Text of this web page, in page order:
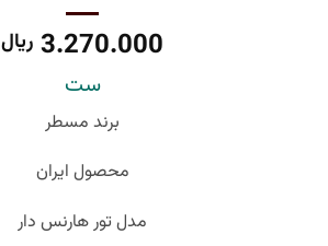
3.270.000 ریال
ست
برند مسطر
محصول ایران
مدل تور هارنس دار